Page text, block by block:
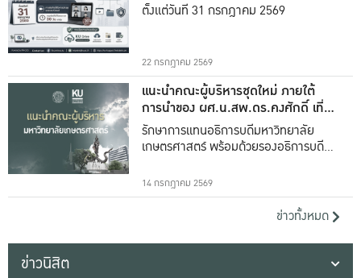
ตั้งแต่วันที่ 31 กรกฎาคม 2569
22 กรกฎาคม 2569
แนะนำคณะผู้บริหารชุดใหม่ ภายใต้
การนำของ ผศ.น.สพ.ดร.คงศักดิ์ เที่ยง
ธรรม
รักษาการแทนอธิการบดีมหาวิทยาลัย
เกษตรศาสตร์ พร้อมด้วยรองอธิการบดีทั้ง
14 กรกฎาคม 2569
ข่าวทั้งหมด
ข่าวนิสิต